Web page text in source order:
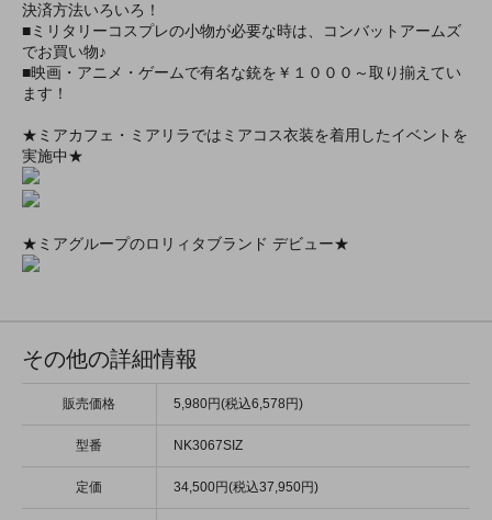
決済方法いろいろ！
■ミリタリーコスプレの小物が必要な時は、コンバットアームズ
でお買い物♪
■映画・アニメ・ゲームで有名な銃を￥１０００～取り揃えてい
ます！
★ミアカフェ・ミアリラではミアコス衣装を着用したイベントを
実施中★
★ミアグループのロリィタブランド デビュー★
その他の詳細情報
販売価格 5,980円(税込6,578円)
型番 NK3067SIZ
定価 34,500円(税込37,950円)